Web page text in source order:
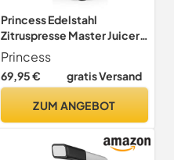
Princess Edelstahl
Zitruspresse Master Juicer –
Saftpresse –
Orangenpresse –
professioneller Hebelarm –
Zitrusfrüchte –
[Exklusiv bei Amazon]
Princess
69,95 € gratis Versand
ZUM ANGEBOT